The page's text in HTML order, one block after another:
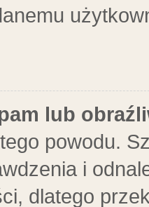
lub
powodu.
i
dlatego